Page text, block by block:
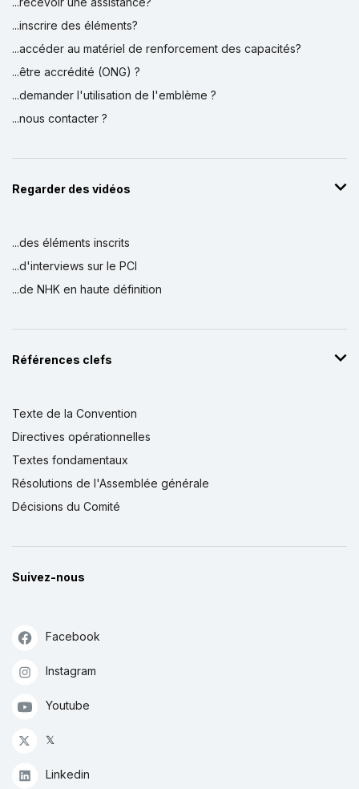
...inscrire des éléments?
...accéder au matériel de renforcement des capacités?
...être accrédité (ONG) ?
...demander l'utilisation de l'emblème ?
...nous contacter ?
Regarder des vidéos
...des éléments inscrits
...d'interviews sur le PCI
...de NHK en haute définition
Références clefs
Texte de la Convention
Directives opérationnelles
Textes fondamentaux
Résolutions de l'Assemblée générale
Décisions du Comité
Suivez-nous
Facebook
Instagram
Youtube
𝕏
Linkedin